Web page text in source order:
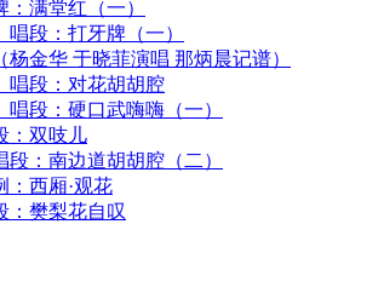
满堂红（一）
唱段：打牙牌（一）
杨金华 于晓菲演唱 那炳晨记谱）
唱段：对花胡胡腔
唱段：硬口武嗨嗨（一）
：双吱儿
段：南边道胡胡腔（二）
：西厢·观花
：樊梨花自叹